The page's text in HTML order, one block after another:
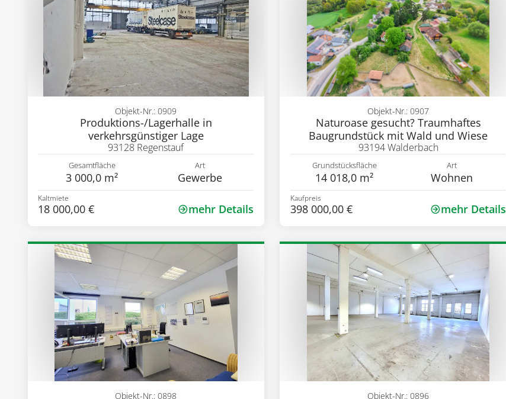
Produktions-/Lagerhalle in
verkehrsgünstiger Lage
Objekt-Nr.: 0909
93128 Regenstauf
Gesamtfläche
3 000,0 m²
Art
Gewerbe
Kaltmiete
18 000,00 € mehr Details
Naturoase gesucht? Traumhaftes
Baugrundstück mit Wald und Wiese
Objekt-Nr.: 0907
93194 Walderbach
Grundstücksfläche
14 018,0 m²
Art
Wohnen
Kaufpreis
398 000,00 € mehr Details
Objekt-Nr.: 0898 Objekt-Nr.: 0896